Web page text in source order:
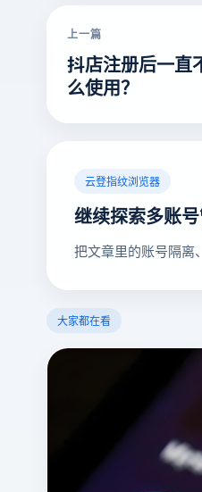
上一篇
抖店注册后一直
么使用？
云登指纹浏览器
继续探索多账
把文章里的账号隔离
大家都在看